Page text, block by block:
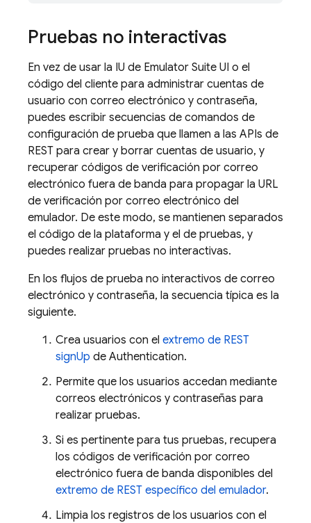
Pruebas no interactivas
En vez de usar la IU de Emulator Suite UI o el
código del cliente para administrar cuentas de
usuario con correo electrónico y contraseña,
puedes escribir secuencias de comandos de
configuración de prueba que llamen a las APIs de
REST para crear y borrar cuentas de usuario, y
recuperar códigos de verificación por correo
electrónico fuera de banda para propagar la URL
de verificación por correo electrónico del
emulador. De este modo, se mantienen separados
el código de la plataforma y el de pruebas, y
puedes realizar pruebas no interactivas.
En los flujos de prueba no interactivos de correo
electrónico y contraseña, la secuencia típica es la
siguiente.
Crea usuarios con el extremo de REST
signUp de Authentication.
Permite que los usuarios accedan mediante
correos electrónicos y contraseñas para
realizar pruebas.
Si es pertinente para tus pruebas, recupera
los códigos de verificación por correo
electrónico fuera de banda disponibles del
extremo de REST específico del emulador.
Limpia los registros de los usuarios con el